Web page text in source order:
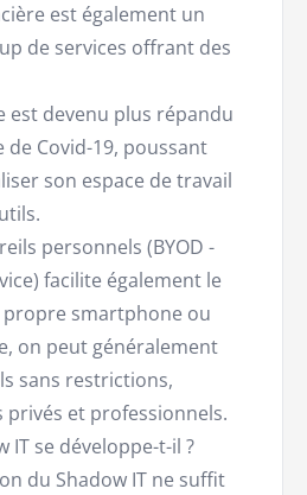
est également un
de services offrant des
est devenu plus répandu
Covid-19, poussant
son espace de travail
personnels (BYOD -
facilite également le
propre smartphone ou
on peut généralement
sans restrictions,
privés et professionnels.
IT se développe-t-il ?
du Shadow IT ne suffit